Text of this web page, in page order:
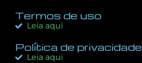
Termos de uso
Leia aqui
Política de privacidade
Leia aqui